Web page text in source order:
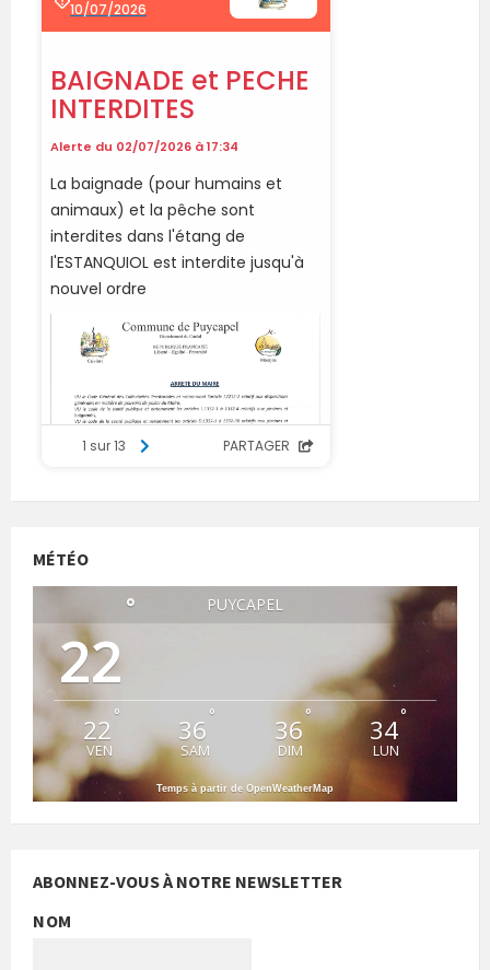
MÉTÉO
PUYCAPEL
22
°
22 °
VEN
36 °
SAM
36°
DIM
34°
LUN
Temps à partir de OpenWeatherMap
ABONNEZ-VOUS À NOTRE NEWSLETTER
NOM